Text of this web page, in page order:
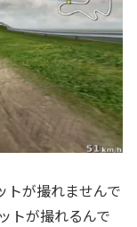
トが撮れませんで
トが撮れるんで